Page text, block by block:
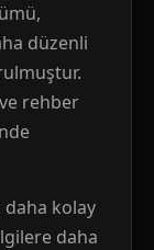
düzenli
ve rehber
daha kolay
daha